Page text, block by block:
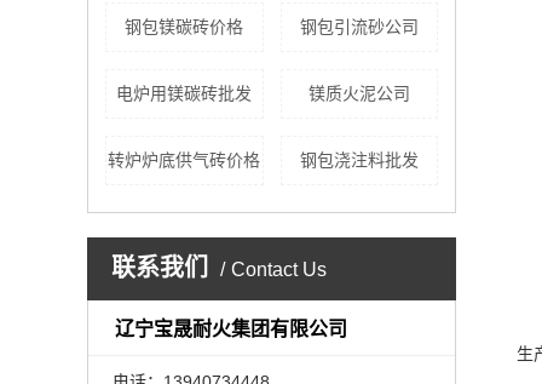
钢包镁碳砖价格 钢包引流砂公司
电炉用镁碳砖批发 镁质火泥公司
转炉炉底供气砖价格 钢包浇注料批发
联系我们 Contact Us
辽宁宝晟耐火集团有限公司
生